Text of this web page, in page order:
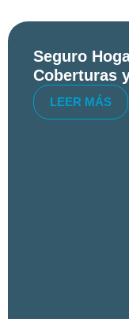
Seguro
Coberturas
LEER MÁS